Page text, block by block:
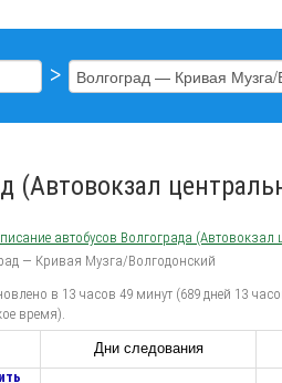
>
(Автовокзал
автобусов Волгограда (Автовокзал
— Кривая Музга/Волгодонский
в 13 часов 49 минут (689 дней 13
время).
Дни следования